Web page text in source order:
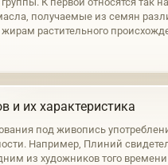
получаемые из семян
растительного
и их характеристика
под живопись
Например, Плиний
из художников того времени